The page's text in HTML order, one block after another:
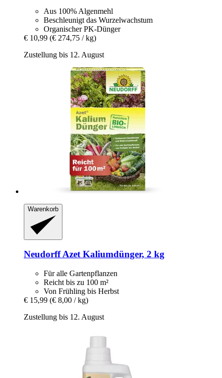
Aus 100% Algenmehl
Beschleunigt das Wurzelwachstum
Organischer PK-Dünger
€ 10,99 (€ 274,75 / kg)
Zustellung bis 12. August
Warenkorb
NeudorffAzet Kaliumdünger, 2 kg
Für alle Gartenpflanzen
Reicht bis zu 100 m²
Von Frühling bis Herbst
€ 15,99 (€ 8,00 / kg)
Zustellung bis 12. August